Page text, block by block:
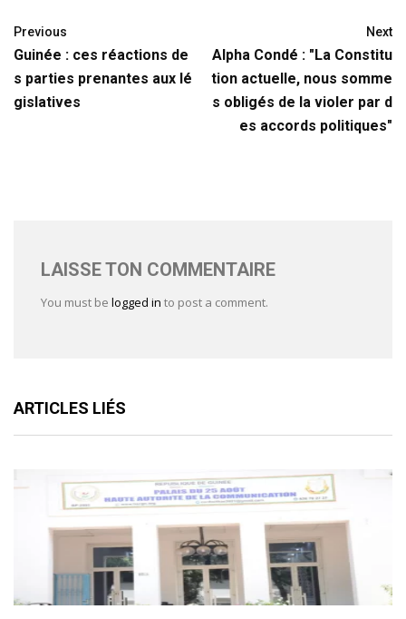
Previous
Guinée : ces réactions de
s parties prenantes aux lé
gislatives
Next
Alpha Condé : "La Constitu
tion actuelle, nous somme
s obligés de la violer par d
es accords politiques"
LAISSE TON COMMENTAIRE
You must be logged in to post a comment.
ARTICLES LIÉS